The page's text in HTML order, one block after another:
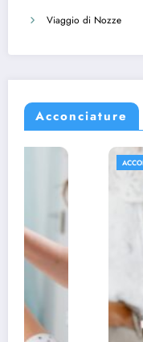
Viaggio di Nozze
Acconciature